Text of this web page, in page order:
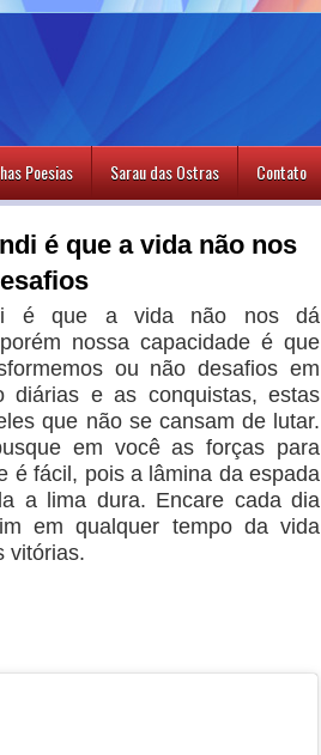
Poesias Sarau das Ostras Contato
é que a vida não nos
é que a vida não nos dá
nossa capacidade é que
ou não desafios em
diárias e as conquistas, estas
que não se cansam de lutar.
em você as forças para
é fácil, pois a lâmina da espada
a lima dura. Encare cada dia
em qualquer tempo da vida
vitórias.